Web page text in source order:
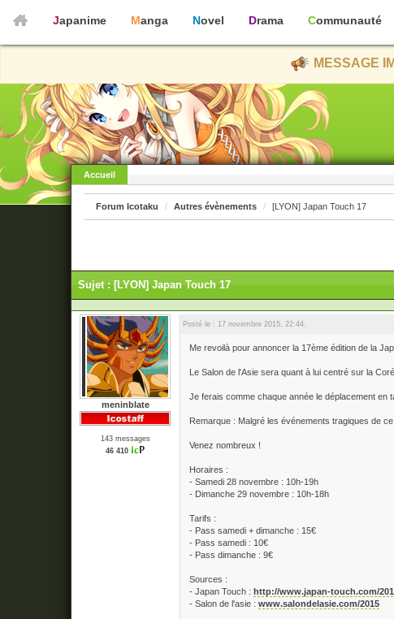
Japanime Manga Novel Drama Communauté
MESSAGE
Accueil
Forum Icotaku Autres évènements [LYON] Japan Touch 17
Sujet : [LYON] Japan Touch 17
meninblate
143 messages
46 410
Posté le : 17 novembre 2015, 22:44.
Me revoilà pour annoncer la 17ème édition de la
Le Salon de l'Asie sera quant à lui centré sur la
Je ferais comme chaque année le déplacement en
Remarque : Malgré les événements tragiques de
Venez nombreux !
Horaires :
- Samedi 28 novembre : 10h-19h
- Dimanche 29 novembre : 10h-18h
Tarifs :
- Pass samedi + dimanche : 15€
- Pass samedi : 10€
- Pass dimanche : 9€
Sources :
- Japan Touch : http://www.japan-touch.com/
- Salon de l'asie : www.salondelasie.com/2015